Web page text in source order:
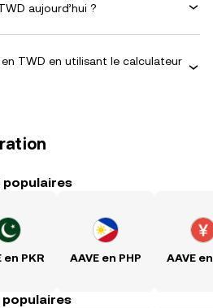
aujourd’hui ?
TWD en utilisant le calculateur
populaires
en PKR AAVE en PHP AAVE
populaires